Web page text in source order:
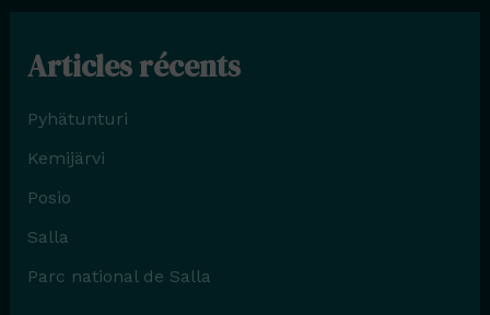
Articles récents
Pyhätunturi
Kemijärvi
Posio
Salla
Parc national de Salla